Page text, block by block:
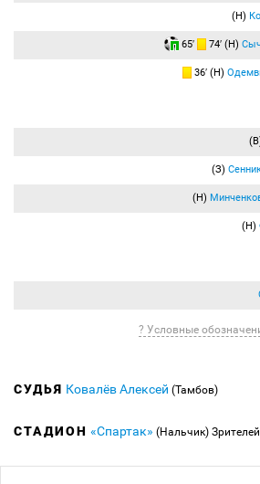
(Н)
65′ 74′ (Н)
36′ (Н)
(З)
(Н)
(Н)
? Условные
СУДЬЯ Ковалёв Алексей (Тамбов)
СТАДИОН «Спартак» (Нальчик)